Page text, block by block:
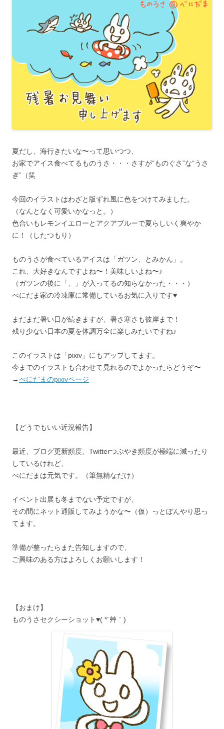
夏だし、海行きたいな〜って思いつつ、
お家でアイス食べてるものうさ・・・さすが“ものぐさ”な“うさ
ぎ”（笑
今回のイラストはわざと版ずれ風に色をつけてみました。
（なんとなく可愛いかなっと。）
色合いもレモンイエローとアクアブルーで夏らしいく爽やか
に！（したつもり）
ものうさが食べているアイスは「ガツン、とみかん」。
これ、大好きなんですよね〜！美味しいよね〜♪
（ガツンの後に「、」が入ってるの知らなかった・・・）
べにだま家の冷凍庫に常備しているお気に入りです♥
まだまだ暑い日が続きますが、暑さ寒さも彼岸まで！
残り少ない日本の夏を体調万全に楽しみたいですね♪
このイラストは「pixiv」にもアップしてます。
今までのイラストも合わせて見れるのでよかったらどうぞ〜
→べにだまのpixivページ
【どうでもいい近況報告】
最近、ブログ更新頻度、Twitterつぶやき頻度が極端に減ったり
しているけれど、
べにだまは元気です。（筆無精なだけ）
イベント出展も冬までない予定ですが、
その間にネット通販してみようかな〜（仮）っとぼんやり思っ
てます。
準備が整ったらまた告知しますので、
ご興味のある方はよろしくお願いします！
【おまけ】
ものうさセクシーショット♥( *´艸｀)